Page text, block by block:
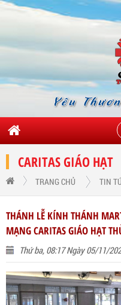
Yêu
CARITAS GIÁO HẠT
TRANG CHỦ TIN
THÁNH LỄ KÍNH THÁNH
MẠNG CARITAS GIÁO HẠT
Thứ ba, 08:17 Ngày 05/11/